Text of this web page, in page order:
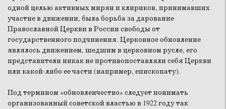
одной целью активных мирян и клириков, принимавших
участие в движении, была борьба за дарование
Православной Церкви в России свободы от
государственного подчинения. Церковное обновление
являлось движением, шедшим в церковном русле, его
представители никак не противопоставляли себя Церкви
или какой-либо ее части (например, епископату).
Под термином «обновленчество» следует понимать
организованный советской властью в 1922 году так